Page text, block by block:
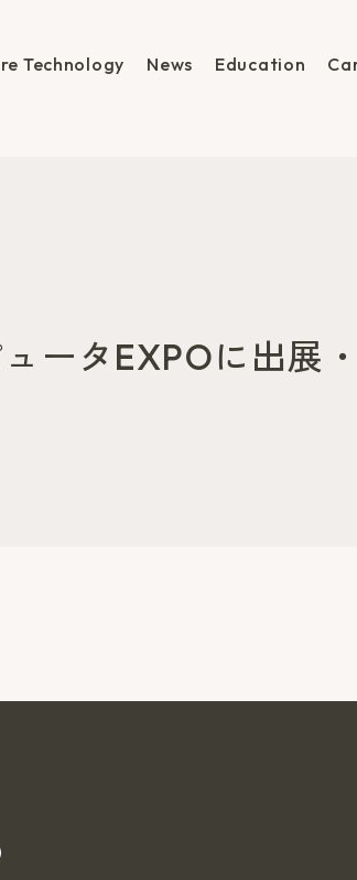
Technology News Education
ータEXPOに出展・